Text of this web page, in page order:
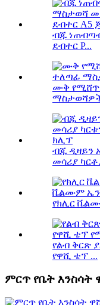
ብጁ
ደብተር P...
ሙቅ የሚሸጥ
ብጁ ዲዛይን
መሳሪያ
የክሊር
የልብ ቅርጽ
የዋሺ ቴፕ ...
ምርጥ የቤት እንስሳት